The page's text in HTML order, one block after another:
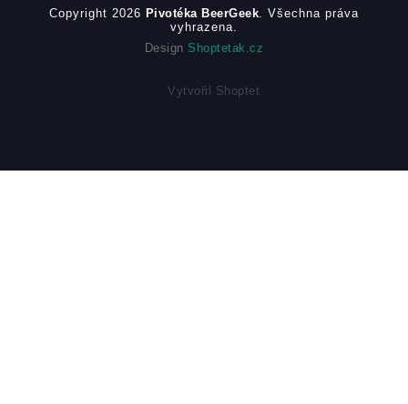
Copyright 2026 Pivotéka BeerGeek. Všechna práva
vyhrazena.
Design Shoptetak.cz
Vytvořil Shoptet